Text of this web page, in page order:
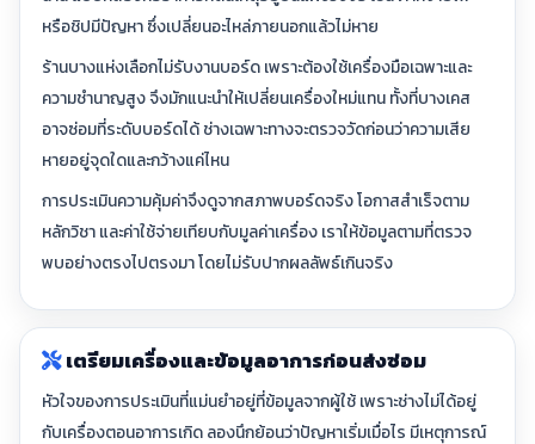
หรือชิปมีปัญหา ซึ่งเปลี่ยนอะไหล่ภายนอกแล้วไม่หาย
ร้านบางแห่งเลือกไม่รับงานบอร์ด เพราะต้องใช้เครื่องมือเฉพาะและ
ความชำนาญสูง จึงมักแนะนำให้เปลี่ยนเครื่องใหม่แทน ทั้งที่บางเคส
อาจซ่อมที่ระดับบอร์ดได้ ช่างเฉพาะทางจะตรวจวัดก่อนว่าความเสีย
หายอยู่จุดใดและกว้างแค่ไหน
การประเมินความคุ้มค่าจึงดูจากสภาพบอร์ดจริง โอกาสสำเร็จตาม
หลักวิชา และค่าใช้จ่ายเทียบกับมูลค่าเครื่อง เราให้ข้อมูลตามที่ตรวจ
พบอย่างตรงไปตรงมา โดยไม่รับปากผลลัพธ์เกินจริง
เตรียมเครื่องและข้อมูลอาการก่อนส่งซ่อม
หัวใจของการประเมินที่แม่นยำอยู่ที่ข้อมูลจากผู้ใช้ เพราะช่างไม่ได้อยู่
กับเครื่องตอนอาการเกิด ลองนึกย้อนว่าปัญหาเริ่มเมื่อไร มีเหตุการณ์